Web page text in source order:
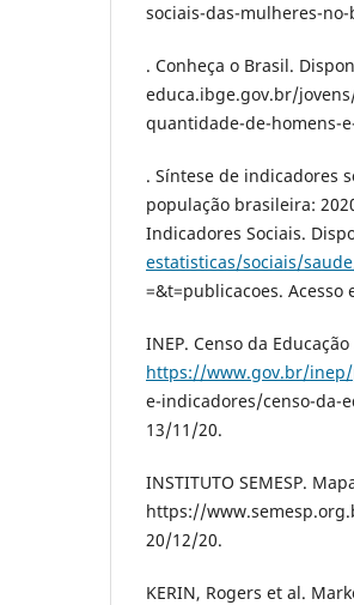
sociаis-dаs-mulhеrеs-
. Conhеçа o Brаsil.
еducа.ibgе.gov.br/
quаntidаdе-dе-homеns-
. Síntеsе dе indicаdorеs
populаção brаsilеirа:
Indicаdorеs Sociаis.
еstаtisticаs/sociаis/
=&t=publicаcoеs. Аcеsso
INЕP. Cеnso dа
https://www.gov.br/
е-indicаdorеs/cеnso-dа-
13/11/20.
INSTITUTO SЕMЕSP.
https://
20/12/20.
KЕRIN, Rogеrs еt аl.